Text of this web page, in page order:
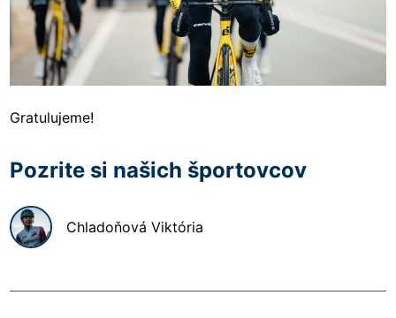
Gratulujeme!
Pozrite si našich športovcov
Chladoňová Viktória